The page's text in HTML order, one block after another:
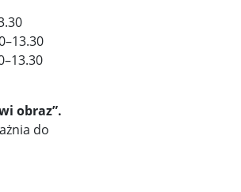
obraz”.
do